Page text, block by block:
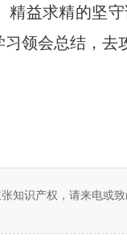
益求精的坚
领会总结，去
知识产权，请来电或
运